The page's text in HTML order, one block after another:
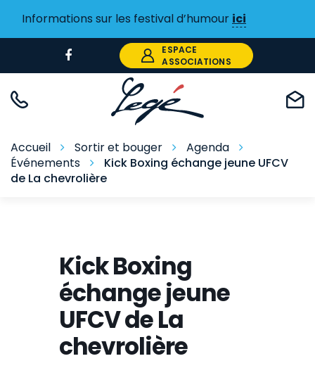
Informations sur les festival d’humour ici
vers
Facebook
ESPACE
ASSOCIATIONS
Accueil Sortir et bouger
Agenda
Événements
Kick Boxing échange jeune UFCV
de La chevrolière
Kick Boxing
échange jeune
UFCV de La
chevrolière